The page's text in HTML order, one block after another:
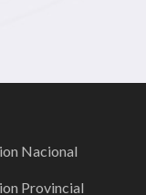
Nacional
Provincial